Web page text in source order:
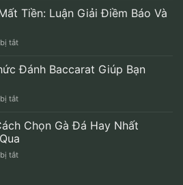
Đá
Cho
Cược
lệ
Á
gì?
chấp
biến
trên
kèo
Tiền: Luận Giải Điềm Báo Và
tắtở
Mơ
Thấy
Tiền:
Giải
Điềm
Và
Đánh Baccarat Giúp Bạn
tắtở
Mí
Thức
Đánh
Chọn Gà Đá Hay Nhất
tắtở